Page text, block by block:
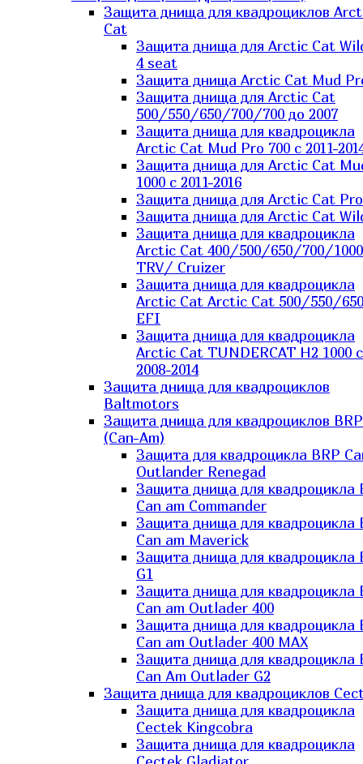
Защита днища для квадроциклов
Cat
Защита днища для Arctic Cat
4 seat
Защита днища Arctic Cat Mud
Защита днища для Arctic Cat
500/550/650/700/700 до 2007
Защита днища для квадроцикла
Arctic Cat Mud Pro 700 с 2011-
Защита днища для Arctic Cat
1000 c 2011-2016
Защита днища для Arctic Cat
Защита днища для Arctic Cat
Защита днища для квадроцикла
Arctic Cat 400/500/650/700/1000
TRV/ Cruizer
Защита днища для квадроцикла
Arctic Cat Arctic Cat 500/550/
EFI
Защита днища для квадроцикла
Arctic Cat TUNDERCAT H2 1000 c
2008-2014
Защита днища для квадроциклов
Baltmotors
Защита днища для квадроциклов BRP
(Can-Am)
Защита для квадроцикла BRP
Outlander Renegad
Защита днища для квадроцикла
Can am Commander
Защита днища для квадроцикла
Can am Maverick
Защита днища для квадроцикла
G1
Защита днища для квадроцикла
Can am Outlader 400
Защита днища для квадроцикла
Can am Outlader 400 MAX
Защита днища для квадроцикла
Can Аm Outlader G2
Защита днища для квадроциклов
Защита днища для квадроцикла
Cectek Kingcobra
Защита днища для квадроцикла